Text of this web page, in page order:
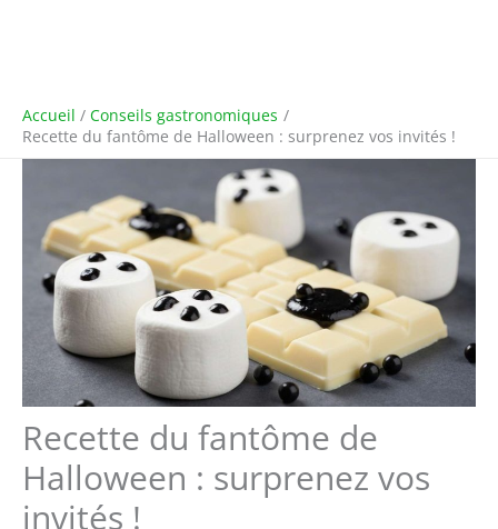
Accueil
Conseils gastronomiques
Recette du fantôme de Halloween : surprenez vos invités !
Recette du fantôme de
Halloween : surprenez vos
invités !